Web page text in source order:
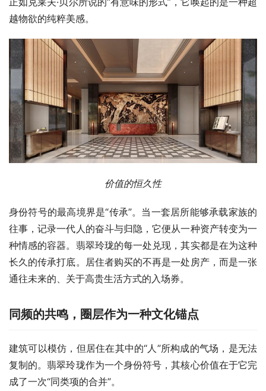
越物欲的纯粹美感。
价值的恒久性
身份符号的最高境界是“传承”。当一套居所能够承载家族的
往事，记录一代人的奋斗与归隐，它便从一种资产转变为一
种情感的容器。翡翠玲珑的每一处兑现，其实都是在为这种
长久的传承打底。居住者购买的不再是一处房产，而是一张
通往未来的、关于高贵生活方式的入场券。
同频的共鸣，圈层作为一种文化锚点
建筑可以模仿，但居住在其中的“人”所构成的气场，是无法
复制的。翡翠玲珑作为一个身份符号，其核心价值在于它完
成了一次“同类项的合并”。